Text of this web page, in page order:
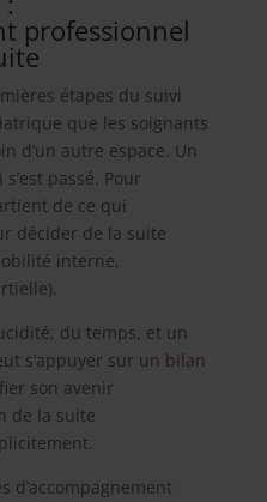
professionnel
étapes du suivi
que les soignants
d’un autre espace. Un
passé. Pour
de ce qui
décider de la suite
interne,
du temps, et un
s’appuyer sur un bilan
son avenir
de la suite
d’accompagnement